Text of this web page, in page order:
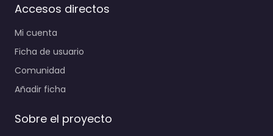
Accesos directos
Mi cuenta
Ficha de usuario
Comunidad
Añadir ficha
Sobre el proyecto